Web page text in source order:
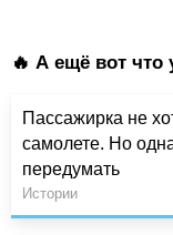
🔥 А ещё вот что
Пассажирка не
самолете. Но
передумать
Истории